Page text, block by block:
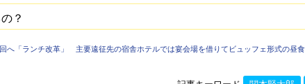
？
回へ「ランチ改革」 主要遠征先の宿舎ホテルでは宴会場を借りてビュッフェ形式の昼